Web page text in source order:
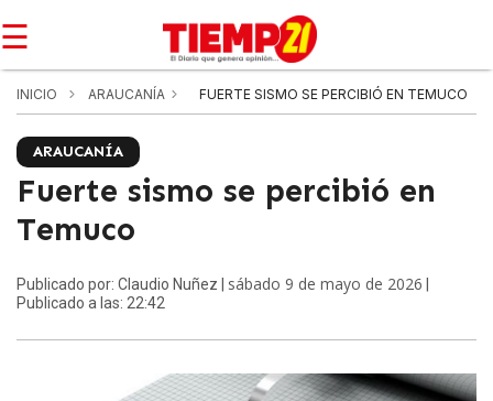
☰
INICIO ARAUCANÍA FUERTE SISMO SE PERCIBIÓ EN TEMUCO
ARAUCANÍA
Fuerte sismo se percibió en
Temuco
Publicado por: Claudio Nuñez | sábado 9 de mayo de 2026
Publicado a las: 22:42